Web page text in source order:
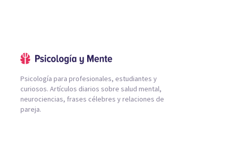
Psicología para profesionales, estudiantes y
curiosos. Artículos diarios sobre salud mental,
neurociencias, frases célebres y relaciones de
pareja.